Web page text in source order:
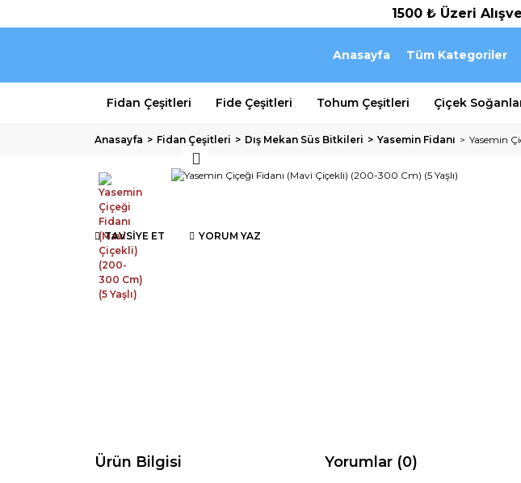
1500 ₺ Üzeri
Anasayfa Tüm Kategoriler
Fidan Çeşitleri Fide Çeşitleri Tohum Çeşitleri Çiçek
Anasayfa Fidan Çeşitleri Dış Mekan Süs Bitkileri Yasemin Fidanı Yasemin
TAVSİYE ET YORUM YAZ
Ürün Bilgisi Yorumlar (0)